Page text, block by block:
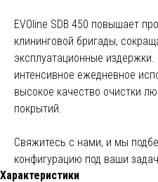
EVOline SDB 450 повышает
клининговой бригады,
эксплуатационные
интенсивное ежедневное
высокое качество очистки
покрытий.
Свяжитесь с нами, и мы
конфигурацию под ваши
Характеристики